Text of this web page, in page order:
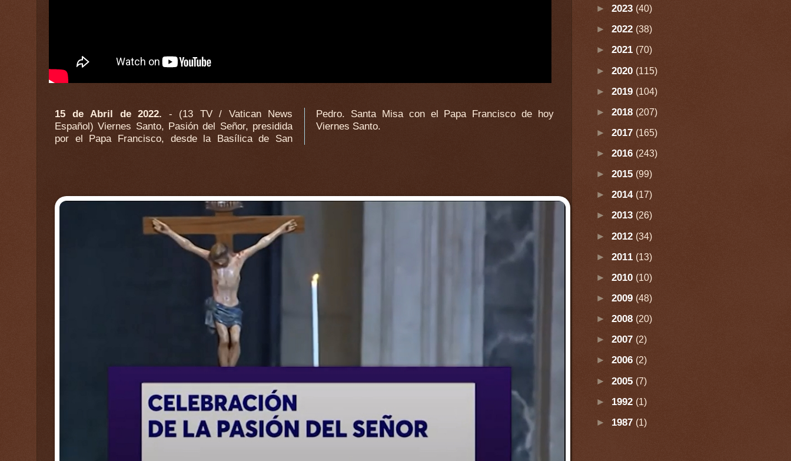
15 de Abril de 2022. - (13 TV / Vatican News
Español) Viernes Santo, Pasión del Señor, presidida
por el Papa Francisco, desde la Basílica de San
Pedro. Santa Misa con el Papa Francisco de hoy
Viernes Santo.
► 2023 (40)
► 2022 (38)
► 2021 (70)
► 2020 (115)
► 2019 (104)
► 2018 (207)
► 2017 (165)
► 2016 (243)
► 2015 (99)
► 2014 (17)
► 2013 (26)
► 2012 (34)
► 2011 (13)
► 2010 (10)
► 2009 (48)
► 2008 (20)
► 2007 (2)
► 2006 (2)
► 2005 (7)
► 1992 (1)
► 1987 (1)